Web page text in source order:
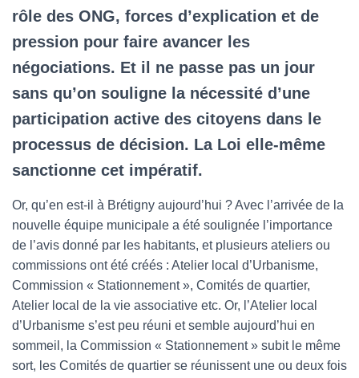
rôle des ONG, forces d’explication et de
pression pour faire avancer les
négociations. Et il ne passe pas un jour
sans qu’on souligne la nécessité d’une
participation active des citoyens dans le
processus de décision. La Loi elle-même
sanctionne cet impératif.
Or, qu’en est-il à Brétigny aujourd’hui ? Avec l’arrivée de la
nouvelle équipe municipale a été soulignée l’importance
de l’avis donné par les habitants, et plusieurs ateliers ou
commissions ont été créés : Atelier local d’Urbanisme,
Commission « Stationnement », Comités de quartier,
Atelier local de la vie associative etc. Or, l’Atelier local
d’Urbanisme s’est peu réuni et semble aujourd’hui en
sommeil, la Commission « Stationnement » subit le même
sort, les Comités de quartier se réunissent une ou deux fois